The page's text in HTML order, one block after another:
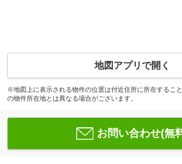
地図アプリで開く
※地図上に表示される物件の位置は付近住所に所在するこ
の物件所在地とは異なる場合がございます。
お問い合わせ(無